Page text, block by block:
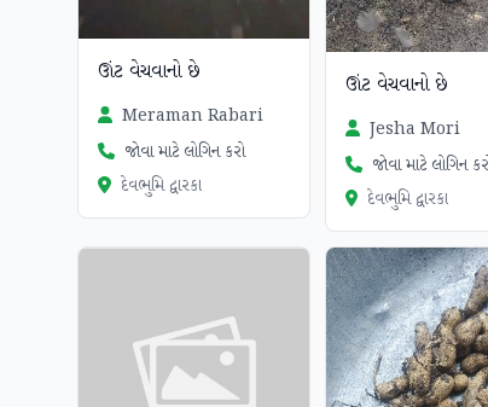
ઊંટ વેચવાનો છે
Meraman Rabari
જોવા માટે લોગિન કરો
દેવભુમિ દ્વારકા
ઊંટ વેચવાનો છે
Jesha Mori
જોવા માટે લોગિન
દેવભુમિ દ્વારકા